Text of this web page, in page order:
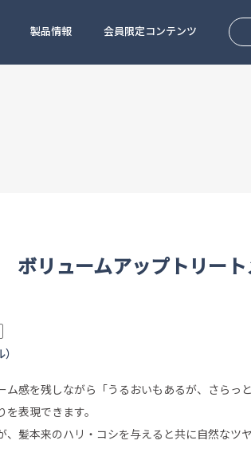
製品情報 会員限定コンテンツ
ボリュームアップトリート
ム感を残しながら「うるおいもあるが、さらっ
表現できます。
、髪本来のハリ・コシを与えると共に自然なツ